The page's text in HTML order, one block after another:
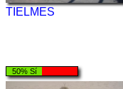
TIELMES
50% Sí